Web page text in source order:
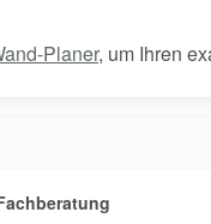
Planer, um Ihren